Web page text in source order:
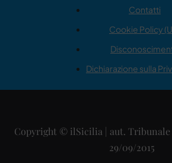
Contatti
Cookie Policy
Dichiarazione sulla
Copyright © ilSicilia | aut. Tribunale
29/09/2015